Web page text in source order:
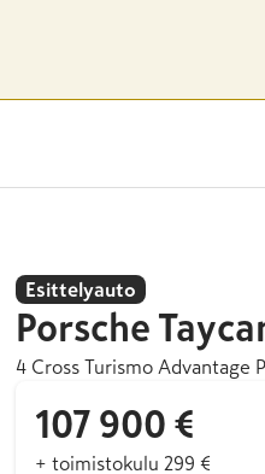
Esittelyauto
Porsche
4 Cross Turismo Advantage
107 900 €
+ toimistokulu 299 €